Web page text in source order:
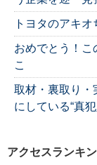
トヨタのアキ
おめでとう！こ
こ
取材・裏取り・
にしている“真
アクセスランキ